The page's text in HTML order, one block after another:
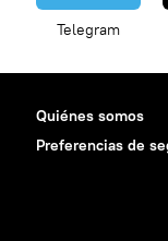
Telegram
Quiénes somos
Preferencias de